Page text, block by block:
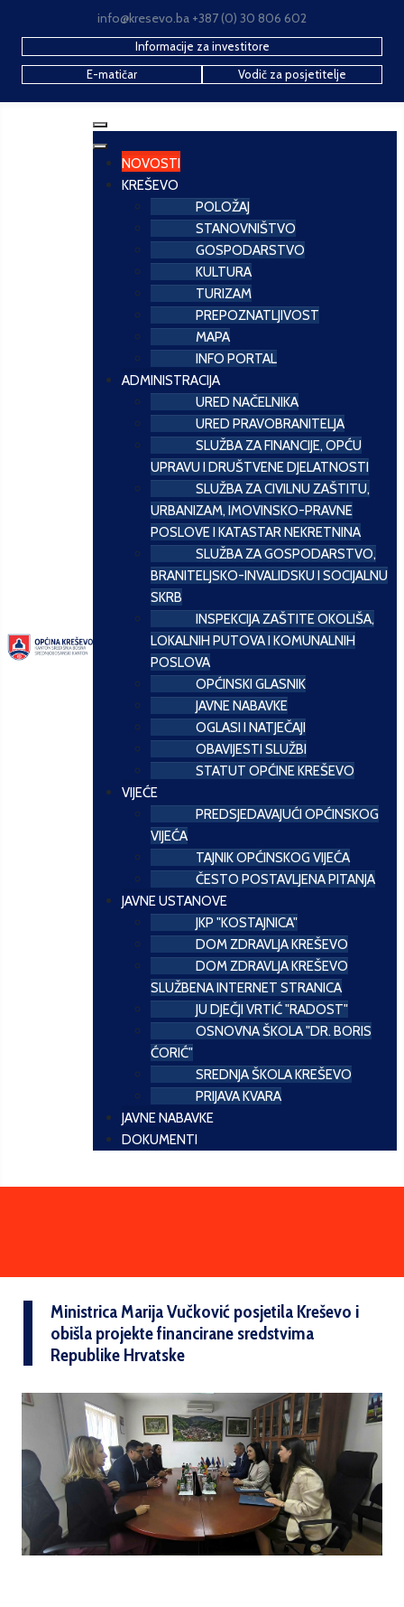
info@kresevo.ba +387 (0) 30 806 602
Informacije za investitore
E-matičar
Vodič za posjetitelje
NOVOSTI
KREŠEVO
POLOŽAJ
STANOVNIŠTVO
GOSPODARSTVO
KULTURA
TURIZAM
PREPOZNATLJIVOST
MAPA
INFO PORTAL
ADMINISTRACIJA
URED NAČELNIKA
URED PRAVOBRANITELJA
SLUŽBA ZA FINANCIJE, OPĆU
UPRAVU I DRUŠTVENE DJELATNOSTI
SLUŽBA ZA CIVILNU ZAŠTITU,
URBANIZAM, IMOVINSKO-PRAVNE
POSLOVE I KATASTAR NEKRETNINA
SLUŽBA ZA GOSPODARSTVO,
BRANITELJSKO-INVALIDSKU I SOCIJALNU
SKRB
INSPEKCIJA ZAŠTITE OKOLIŠA,
LOKALNIH PUTOVA I KOMUNALNIH
POSLOVA
OPĆINSKI GLASNIK
JAVNE NABAVKE
OGLASI I NATJEČAJI
OBAVIJESTI SLUŽBI
STATUT OPĆINE KREŠEVO
VIJEĆE
PREDSJEDAVAJUĆI OPĆINSKOG
VIJEĆA
TAJNIK OPĆINSKOG VIJEĆA
ČESTO POSTAVLJENA PITANJA
JAVNE USTANOVE
JKP "KOSTAJNICA"
DOM ZDRAVLJA KREŠEVO
DOM ZDRAVLJA KREŠEVO
SLUŽBENA INTERNET STRANICA
JU DJEČJI VRTIĆ "RADOST"
OSNOVNA ŠKOLA "DR. BORIS
ĆORIĆ"
SREDNJA ŠKOLA KREŠEVO
PRIJAVA KVARA
JAVNE NABAVKE
DOKUMENTI
Ministrica Marija Vučković posjetila Kreševo i
obišla projekte financirane sredstvima
Republike Hrvatske